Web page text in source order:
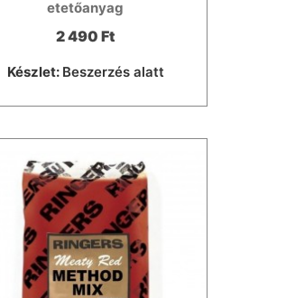
etetőanyag
2 490 Ft
Készlet: Beszerzés alatt